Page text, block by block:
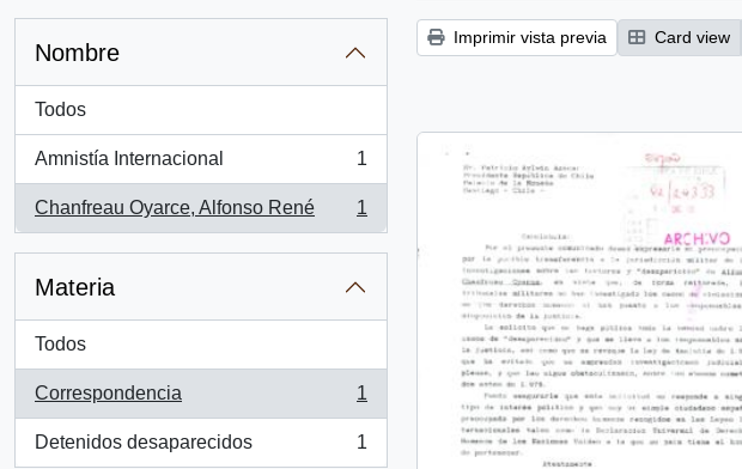
Nombre
Todos
Amnistía Internacional
, 1 resultados
1
Chanfreau Oyarce, Alfonso René
, 1 resultados
1
Materia
Todos
Correspondencia
, 1 resultados
1
Detenidos desaparecidos
, 1 resultados
1
Imprimir vista previa Card view